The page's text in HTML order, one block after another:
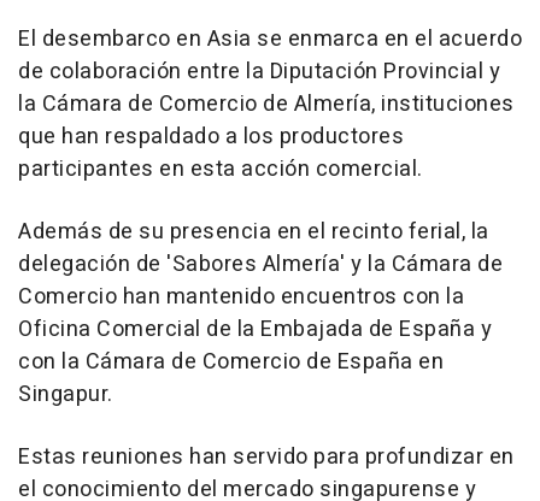
El desembarco en Asia se enmarca en el acuerdo
de colaboración entre la Diputación Provincial y
la Cámara de Comercio de Almería, instituciones
que han respaldado a los productores
participantes en esta acción comercial.
Además de su presencia en el recinto ferial, la
delegación de 'Sabores Almería' y la Cámara de
Comercio han mantenido encuentros con la
Oficina Comercial de la Embajada de España y
con la Cámara de Comercio de España en
Singapur.
Estas reuniones han servido para profundizar en
el conocimiento del mercado singapurense y